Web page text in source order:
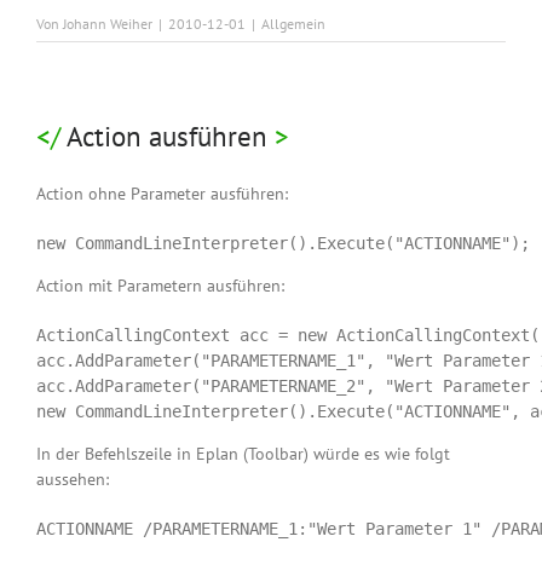
VonJohann Weiher | 2010-12-01 | Allgemein
Action ausführen
Action ohne Parameter ausführen:
new CommandLineInterpreter().Execute("ACTIONNAME");
Action mit Parametern ausführen:
ActionCallingContext acc = new
acc.AddParameter("PARAMETERNAME_1", "Wert
acc.AddParameter("PARAMETERNAME_2", "Wert
new CommandLineInterpreter().Execute("ACTIONNAME",
In der Befehlszeile in Eplan (Toolbar) würde es wie folgt
aussehen:
ACTIONNAME /PARAMETERNAME_1:"Wert Parameter 1" /